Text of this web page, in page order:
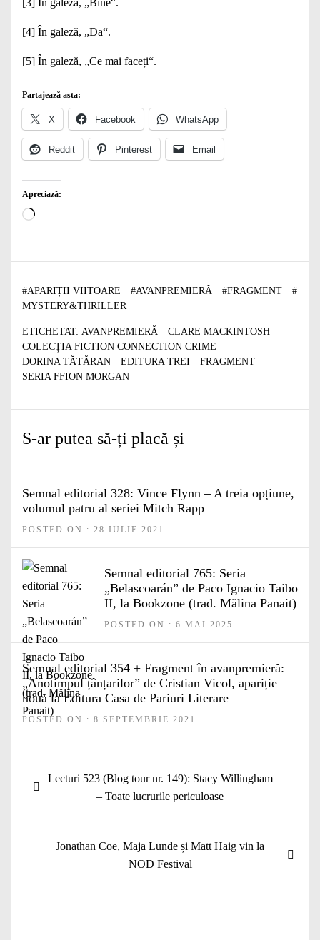
[3] În galeză, „Bine“.
[4] În galeză, „Da“.
[5] În galeză, „Ce mai faceți“.
Partajează asta:
X Facebook WhatsApp
Reddit Pinterest Email
Apreciază:
Încarc...
#APARIȚII VIITOARE #AVANPREMIERĂ #FRAGMENT
#
MYSTERY&THRILLER
ETICHETAT: AVANPREMIERĂ
CLARE MACKINTOSH
COLECȚIA FICTION CONNECTION CRIME
DORINA TĂTĂRAN
EDITURA TREI
FRAGMENT
SERIA FFION MORGAN
S-ar putea să-ți placă și
Semnal editorial 328: Vince Flynn – A treia opțiune,
volumul patru al seriei Mitch Rapp
POSTED ON : 28 IULIE 2021
Semnal editorial 765: Seria
„Belascoarán” de Paco Ignacio Taibo
II, la Bookzone (trad. Mălina Panait)
POSTED ON : 6 MAI 2025
Semnal editorial 354 + Fragment în avanpremieră:
„Anotimpul țânțarilor” de Cristian Vicol, apariție
nouă la Editura Casa de Pariuri Literare
POSTED ON : 8 SEPTEMBRIE 2021
în
Articolul
Lecturi 523 (Blog tour nr. 149): Stacy Willingham
– Toate lucrurile periculoase
Articolul
Jonathan Coe, Maja Lunde și Matt Haig vin la
NOD Festival